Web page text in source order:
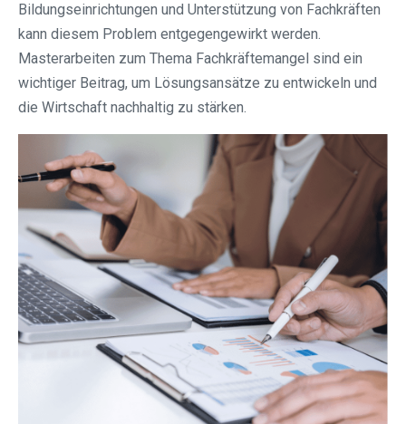
Bildungseinrichtungen und Unterstützung von Fachkräften
kann diesem Problem entgegengewirkt werden.
Masterarbeiten zum Thema Fachkräftemangel sind ein
wichtiger Beitrag, um Lösungsansätze zu entwickeln und
die Wirtschaft nachhaltig zu stärken.